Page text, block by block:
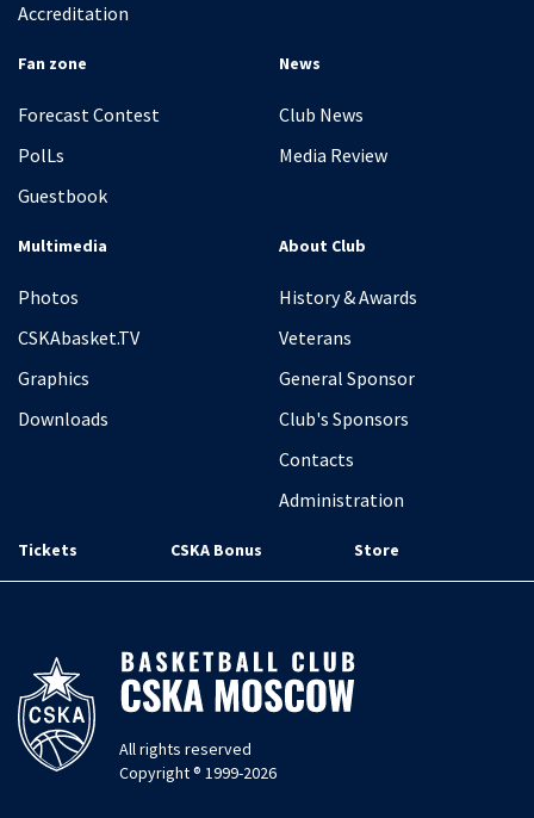
Accreditation
Fan zone
Forecast Contest
PolLs
Guestbook
News
Club News
Media Review
Multimedia
Photos
CSKAbasket.TV
Graphics
Downloads
About Club
History & Awards
Veterans
General Sponsor
Club's Sponsors
Contacts
Administration
Tickets CSKA Bonus Store
All rights reserved
Copyright ® 1999-2026